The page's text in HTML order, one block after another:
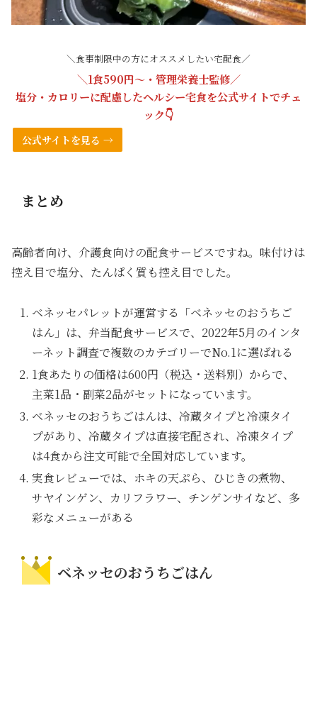
＼食事制限中の方にオススメしたい宅配食／
＼1食590円〜・管理栄養士監修／
塩分・カロリーに配慮したヘルシー宅食を公式サイトでチェ
ック👇
公式サイトを見る →
まとめ
高齢者向け、介護食向けの配食サービスですね。味付けは
控え目で塩分、たんぱく質も控え目でした。
ベネッセパレットが運営する「ベネッセのおうちご
はん」は、弁当配食サービスで、2022年5月のインタ
ーネット調査で複数のカテゴリーでNo.1に選ばれる
1食あたりの価格は600円（税込・送料別）からで、
主菜1品・副菜2品がセットになっています。
ベネッセのおうちごはんは、冷蔵タイプと冷凍タイ
プがあり、冷蔵タイプは直接宅配され、冷凍タイプ
は4食から注文可能で全国対応しています。
実食レビューでは、ホキの天ぷら、ひじきの煮物、
サヤインゲン、カリフラワー、チンゲンサイなど、多
彩なメニューがある
ベネッセのおうちごはん